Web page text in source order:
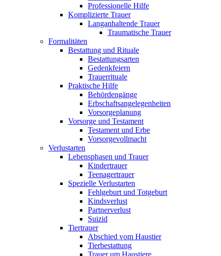
Professionelle Hilfe
Komplizierte Trauer
Langanhaltende Trauer
Traumatische Trauer
Formalitäten
Bestattung und Rituale
Bestattungsarten
Gedenkfeiern
Trauerrituale
Praktische Hilfe
Behördengänge
Erbschaftsangelegenheiten
Vorsorgeplanung
Vorsorge und Testament
Testament und Erbe
Vorsorgevollmacht
Verlustarten
Lebensphasen und Trauer
Kindertrauer
Teenagertrauer
Spezielle Verlustarten
Fehlgeburt und Totgeburt
Kindsverlust
Partnerverlust
Suizid
Tiertrauer
Abschied vom Haustier
Tierbestattung
Trauer um Haustiere